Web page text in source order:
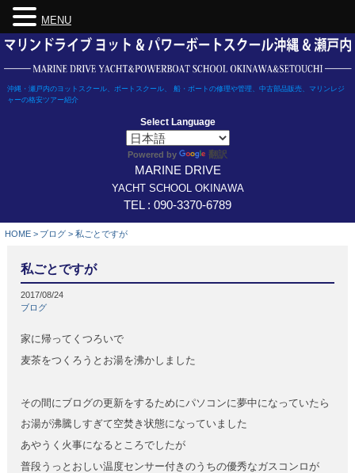
Skip
content
沖縄・瀬戸内のヨットスクール、ボートスクール、 船・ボートの修理や管理、中古部品販売、マリンレジ
ャーの格安ツアー紹介
Select Language
Powered by 翻訳
MARINE DRIVE
YACHT SCHOOL OKINAWA
TEL : 090-3370-6789
HOME > ブログ > 私ごとですが
私ごとですが
2017/08/24
ブログ
家に帰ってくつろいで
麦茶をつくろうとお湯を沸かしました
その間にブログの更新をするためにパソコンに夢中になっていたら
お湯が沸騰しすぎて空焚き状態になっていました
あやうく火事になるところでしたが
普段うっとおしい温度センサー付きのうちの優秀なガスコンロが
MENU